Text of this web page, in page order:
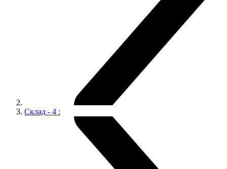
Склад - 4 :